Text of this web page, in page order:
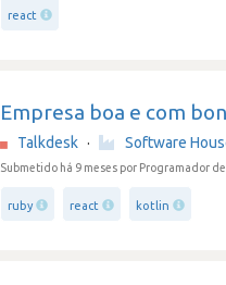
react
Empresa boa e com
Talkdesk · Software
Submetido há 9 meses por Programador
ruby react kotlin